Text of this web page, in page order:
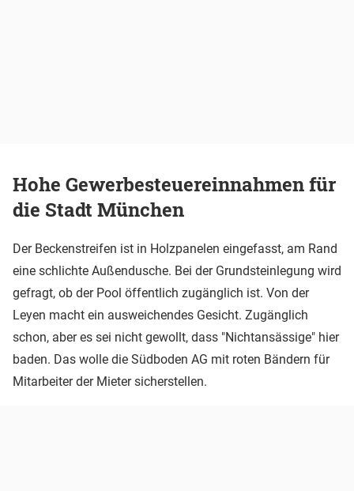
Hohe Gewerbesteuereinnahmen für
die Stadt München
Der Beckenstreifen ist in Holzpanelen eingefasst, am Rand
eine schlichte Außendusche. Bei der Grundsteinlegung wird
gefragt, ob der Pool öffentlich zugänglich ist. Von der
Leyen macht ein ausweichendes Gesicht. Zugänglich
schon, aber es sei nicht gewollt, dass "Nichtansässige" hier
baden. Das wolle die Südboden AG mit roten Bändern für
Mitarbeiter der Mieter sicherstellen.